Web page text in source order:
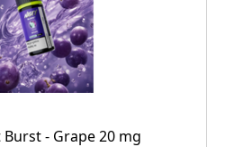
Burst - Grape 20 mg